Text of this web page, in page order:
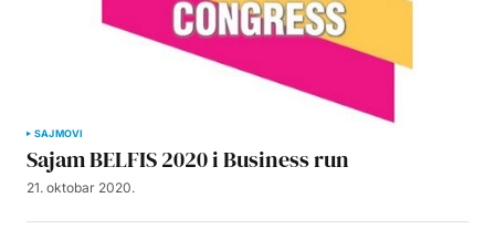
SAJMOVI
Sajam BELFIS 2020 i Business run
21. oktobar 2020.